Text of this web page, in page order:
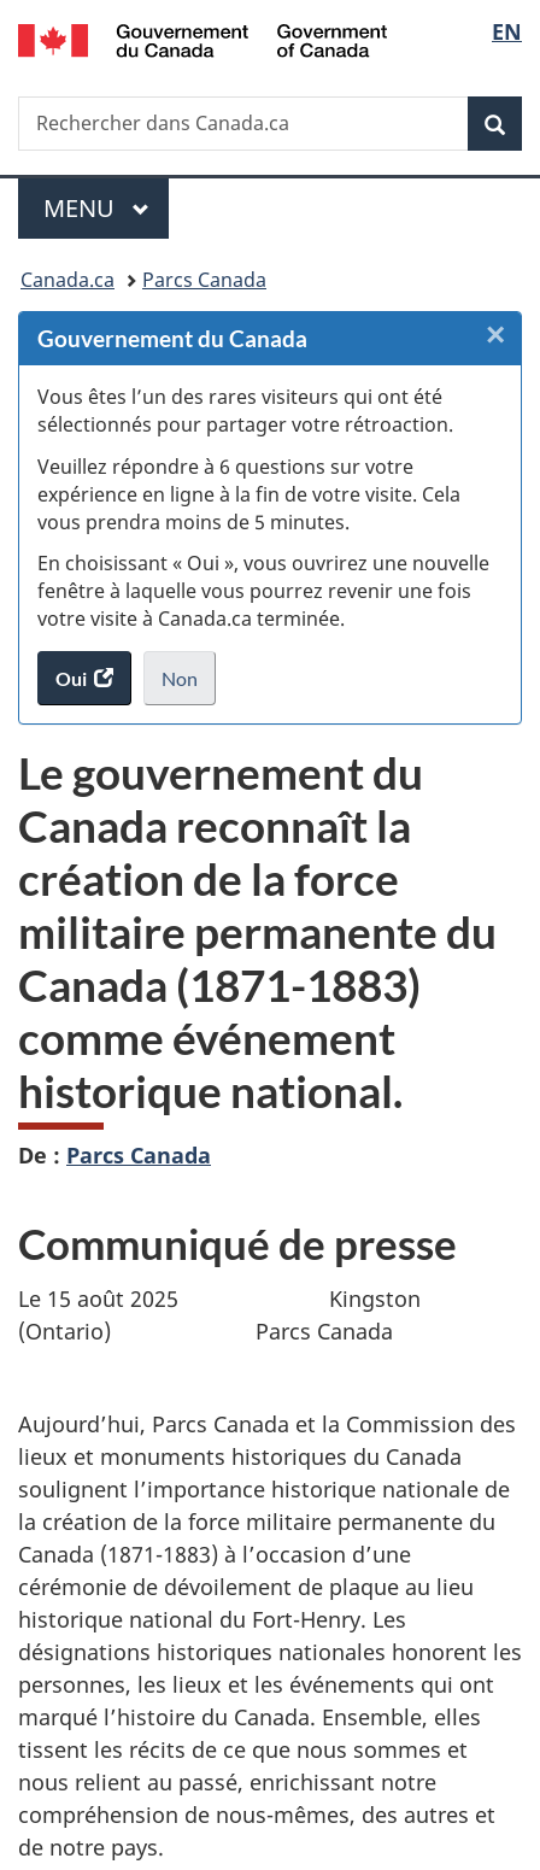
Passer
au
des
Passer
au
principal
Passer
à
Au
du
Passer
à
version
simplifiée
de
la
EN
Recherche
Rechercher
dans
Menu
MENU PRINCIPAL
Vous
êtes
ici :
Canada.ca Parcs Canada
Gouvernement du Canada
Vous êtes l’un des rares visiteurs qui ont été
sélectionnés pour partager votre rétroaction.
Veuillez répondre à 6 questions sur votre
expérience en ligne à la fin de votre visite. Cela
vous prendra moins de 5 minutes.
En choisissant « Oui », vous ouvrirez une nouvelle
fenêtre à laquelle vous pourrez revenir une fois
votre visite à Canada.ca terminée.
Oui
accéder
au
Non
je
veux
pas
participer
au
sondage
du
site
web,
.
×
Le gouvernement du
Canada reconnaît la
création de la force
militaire permanente du
Canada (1871-1883)
comme événement
historique national.
De : Parcs Canada
Communiqué de presse
Le 15 août 2025 Kingston
(Ontario) Parcs Canada
Aujourd’hui, Parcs Canada et la Commission des
lieux et monuments historiques du Canada
soulignent l’importance historique nationale de
la création de la force militaire permanente du
Canada (1871-1883) à l’occasion d’une
cérémonie de dévoilement de plaque au lieu
historique national du Fort-Henry. Les
désignations historiques nationales honorent les
personnes, les lieux et les événements qui ont
marqué l’histoire du Canada. Ensemble, elles
tissent les récits de ce que nous sommes et
nous relient au passé, enrichissant notre
compréhension de nous-mêmes, des autres et
de notre pays.